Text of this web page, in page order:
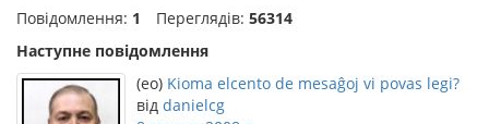
Повідомлення: 1 Переглядів: 56314
Наступне повідомлення
(eo) Kioma elcento de mesaĝoj vi povas legi?
від danielcg